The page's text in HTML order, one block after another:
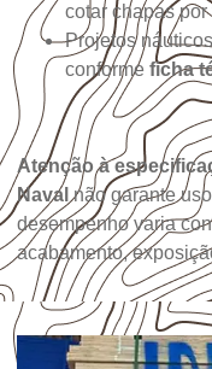
cotar chapas
Projetos
conforme ficha
Atenção à
Naval não garante
desempenho varia
acabamento,